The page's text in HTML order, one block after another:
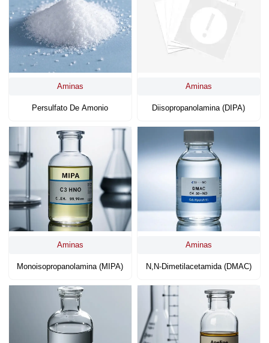
Aminas
Persulfato De Amonio
Aminas
Diisopropanolamina (DIPA)
Aminas
Monoisopropanolamina (MIPA)
Aminas
N,N-Dimetilacetamida (DMAC)